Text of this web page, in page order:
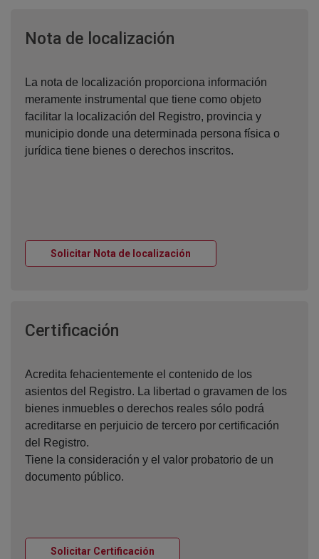
Nota de localización
La nota de localización proporciona información
meramente instrumental que tiene como objeto
facilitar la localización del Registro, provincia y
municipio donde una determinada persona física o
jurídica tiene bienes o derechos inscritos.
Solicitar Nota de localización
Certificación
Acredita fehacientemente el contenido de los
asientos del Registro. La libertad o gravamen de los
bienes inmuebles o derechos reales sólo podrá
acreditarse en perjuicio de tercero por certificación
del Registro.
Tiene la consideración y el valor probatorio de un
documento público.
Solicitar Certificación